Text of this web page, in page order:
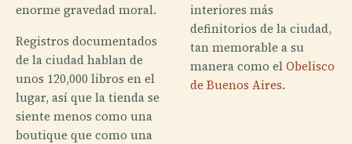
enorme gravedad moral.
Registros documentados
de la ciudad hablan de
unos 120,000 libros en el
lugar, así que la tienda se
siente menos como una
boutique que como una
interiores más
definitorios de la ciudad,
tan memorable a su
manera como elObelisco
de Buenos Aires.